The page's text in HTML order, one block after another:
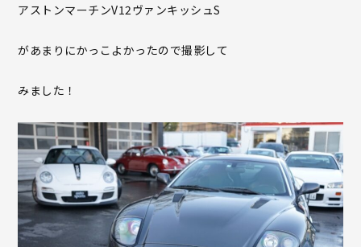
アストンマーチンV12ヴァンキッシュS
があまりにかっこよかったので撮影して
みました！